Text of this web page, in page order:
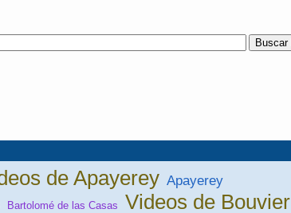
de Apayerey Apayerey
Bartolomé de las Casas Videos de Bouvier